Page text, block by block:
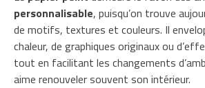
personnalisable, puisqu’on trouve
de motifs, textures et couleurs. Il
chaleur, de graphiques originaux ou
tout en facilitant les changements
aime renouveler souvent son intérieur.